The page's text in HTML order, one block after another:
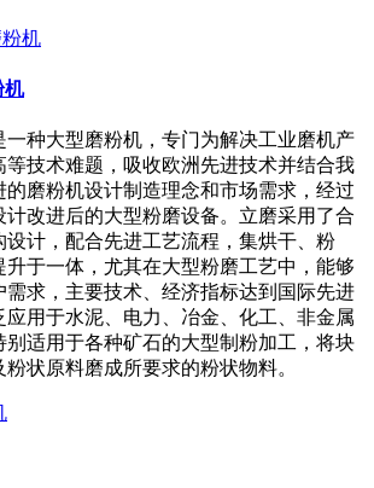
机
一种大型磨粉机，专门为解决工业磨机产
等技术难题，吸收欧洲先进技术并结合我
的磨粉机设计制造理念和市场需求，经过
计改进后的大型粉磨设备。立磨采用了合
设计，配合先进工艺流程，集烘干、粉
升于一体，尤其在大型粉磨工艺中，能够
需求，主要技术、经济指标达到国际先进
应用于水泥、电力、冶金、化工、非金属
别适用于各种矿石的大型制粉加工，将块
状原料磨成所要求的粉状物料。